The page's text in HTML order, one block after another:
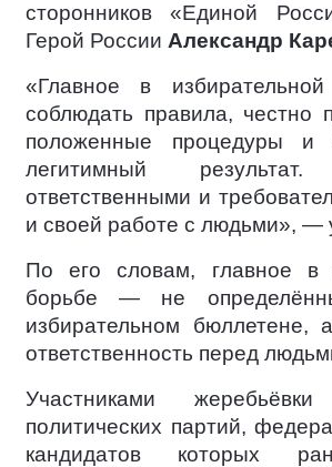
сторонников «Единой
Герой России Александр
«Главное в
соблюдать правила, честно
положенные процедуры и
легитимный результат.
ответственными и
и своей работе с людьми», —
По его словам, главное в
борьбе — не
избирательном бюллетене,
ответственность перед
Участниками
политических партий,
кандидатов которых